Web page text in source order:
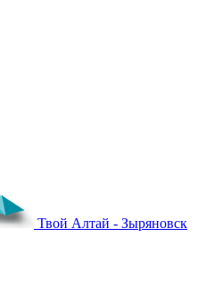
Твой Алтай - Зыряновск